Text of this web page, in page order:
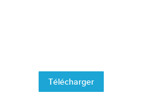
Télécharger